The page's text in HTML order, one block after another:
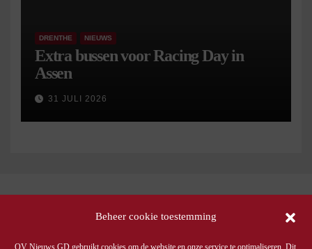
Beheer cookie toestemming
OV Nieuws GD gebruikt cookies om de website en onze service te optimaliseren. Dit
DRENTHE NIEUWS
Extra bussen voor Racing Day in
Assen
31 JULI 2026